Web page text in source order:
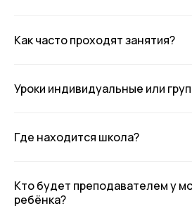
Как часто проходят занятия?
Уроки индивидуальные или
Где находится школа?
Кто будет преподавателем у
ребёнка?